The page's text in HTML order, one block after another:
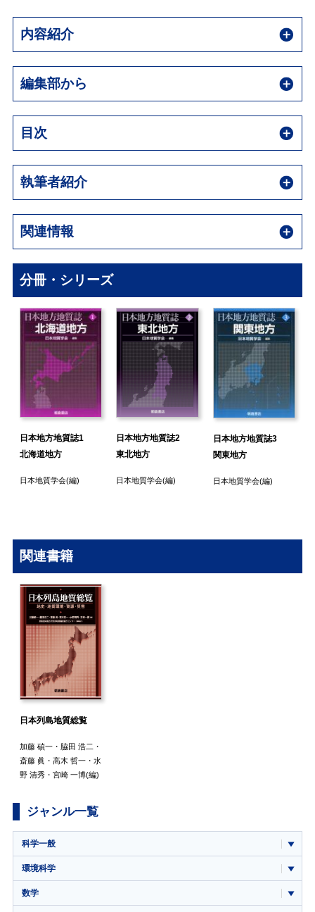
内容紹介
編集部から
目次
執筆者紹介
関連情報
分冊・シリーズ
日本地方地質誌1
北海道地方
日本地質学会(編)
日本地方地質誌2
東北地方
日本地質学会(編)
日本地方地質誌3
関東地方
日本地質学会(編)
関連書籍
日本列島地質総覧
加藤 碵一・ 脇田 浩二 ・
斎藤 眞 ・ 高木 哲一・ 水
野 清秀・ 宮崎 一博(編)
ジャンル一覧
科学一般
環境科学
数学